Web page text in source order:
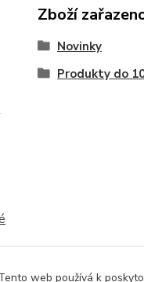
Zboží
Novinky
Produkty do
web používá k